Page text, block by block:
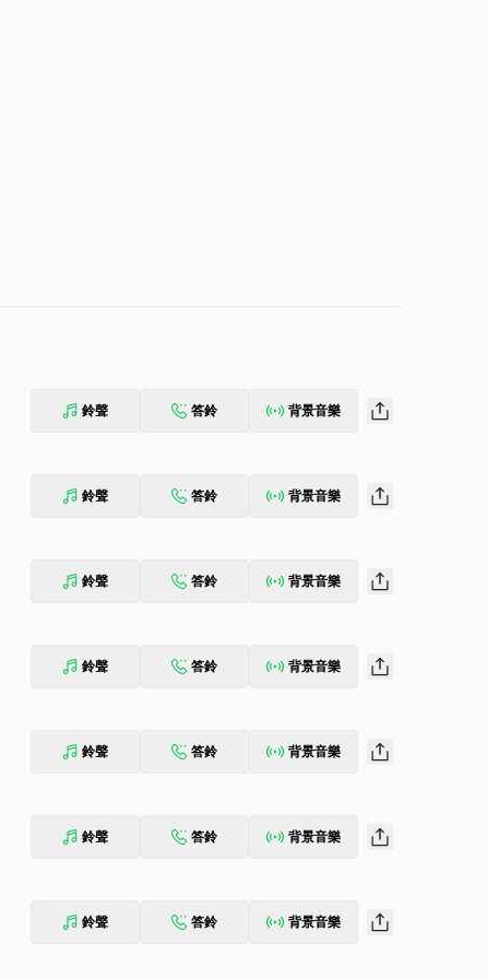
鈴聲 答鈴 背景音樂
鈴聲 答鈴 背景音樂
鈴聲 答鈴 背景音樂
鈴聲 答鈴 背景音樂
鈴聲 答鈴 背景音樂
鈴聲 答鈴 背景音樂
鈴聲 答鈴 背景音樂